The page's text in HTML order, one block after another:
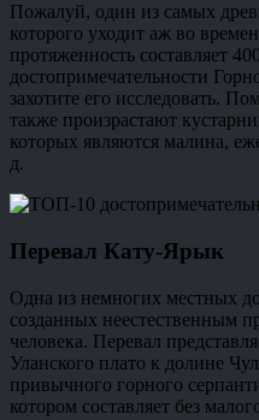
Пожалуй, один из самых
которого уходит аж во
протяженность составляет
достопримечательности
захотите его исследовать.
также произрастают
которых являются малина,
д.
Перевал Кату-Ярык
Одна из немногих местных
созданных неестественным
человека. Перевал
Уланского плато к долине
привычного горного
котором составляет без